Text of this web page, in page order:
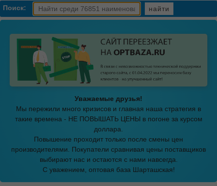
Поиск: найти
Уважаемые друзья!
Мы пережили много кризисов и главная наша стратегия в
такие времена - НЕ ПОВЫШАТЬ ЦЕНЫ в погоне за курсом
доллара.
Повышение проходит только после смены цен
производителями. Покупатели сравнивая цены поставщиков
выбирают нас и остаются с нами навсегда.
С уважением, оптовая база Шарташская!